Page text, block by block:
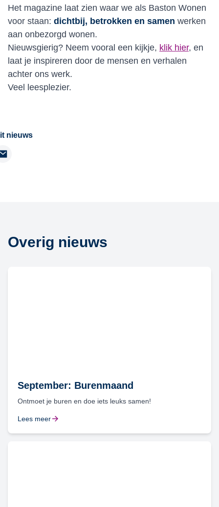
Het magazine laat zien waar we als Baston Wonen
voor staan: dichtbij, betrokken en samen werken
aan onbezorgd wonen.
Nieuwsgierig? Neem vooral een kijkje, klik hier, en
laat je inspireren door de mensen en verhalen
achter ons werk.
Veel leesplezier.
nieuws
Email
Overig nieuws
September: Burenmaand
Ontmoet je buren en doe iets leuks samen!
Lees meer